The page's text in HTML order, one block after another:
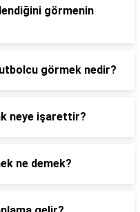
görmenin
görmek nedir?
neye işarettir?
ne demek?